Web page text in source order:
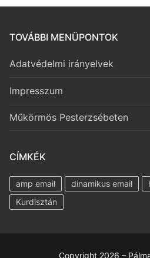
TOVÁBBI MENÜPONTOK
Adatvédelmi irányelvek
Impresszum
Műkörmös Pesterzsébeten
CÍMKÉK
amp email dinamikus email
Kurdisztán
Copyright 2026 –